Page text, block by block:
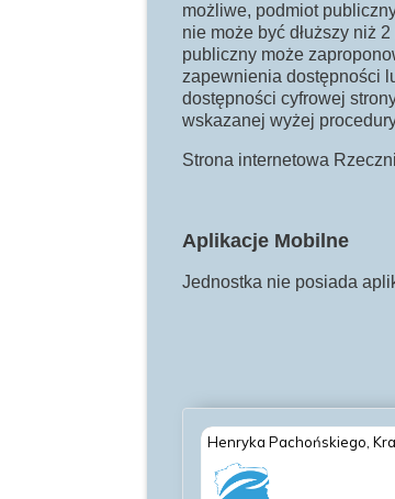
możliwe, podmiot
nie może być dłuższy niż
publiczny może
zapewnienia dostępności
dostępności cyfrowej
wskazanej wyżej
Strona internetowa
Aplikacje Mobilne
Jednostka nie posiada